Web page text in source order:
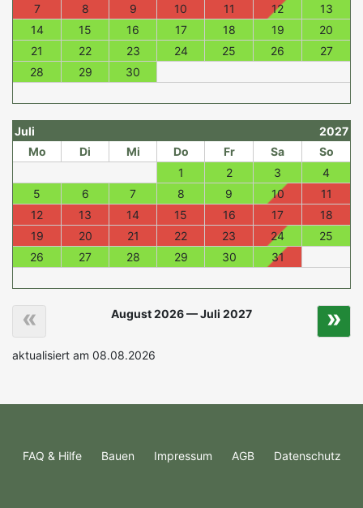
7
8 9 10 11 12
13
14
15 16 17 18 19
20
21
22 23 24 25 26
27
28
29 30
Juli
2027
Mo
Di Mi Do Fr Sa
So
1
2 3
4
5
6 7 8 9 10
11
12
13 14 15 16 17
18
19
20 21 22 23 24
25
26
27 28 29 30 31
« August 2026 — Juli 2027 »
aktualisiert am 08.08.2026
FAQ & Hilfe Bauen Impressum AGB Datenschutz